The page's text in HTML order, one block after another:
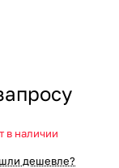
в наличии
дешевле?